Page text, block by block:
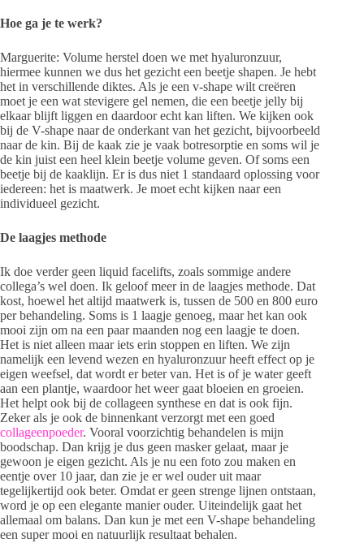
Hoe ga je te werk?
Marguerite: Volume herstel doen we met hyaluronzuur,
hiermee kunnen we dus het gezicht een beetje shapen. Je hebt
het in verschillende diktes. Als je een v-shape wilt creëren
moet je een wat stevigere gel nemen, die een beetje jelly bij
elkaar blijft liggen en daardoor echt kan liften. We kijken ook
bij de V-shape naar de onderkant van het gezicht, bijvoorbeeld
naar de kin. Bij de kaak zie je vaak botresorptie en soms wil je
de kin juist een heel klein beetje volume geven. Of soms een
beetje bij de kaaklijn. Er is dus niet 1 standaard oplossing voor
iedereen: het is maatwerk. Je moet echt kijken naar een
individueel gezicht.
De laagjes methode
Ik doe verder geen liquid facelifts, zoals sommige andere
collega’s wel doen. Ik geloof meer in de laagjes methode. Dat
kost, hoewel het altijd maatwerk is, tussen de 500 en 800 euro
per behandeling. Soms is 1 laagje genoeg, maar het kan ook
mooi zijn om na een paar maanden nog een laagje te doen.
Het is niet alleen maar iets erin stoppen en liften. We zijn
namelijk een levend wezen en hyaluronzuur heeft effect op je
eigen weefsel, dat wordt er beter van. Het is of je water geeft
aan een plantje, waardoor het weer gaat bloeien en groeien.
Het helpt ook bij de collageen synthese en dat is ook fijn.
Zeker als je ook de binnenkant verzorgt met een goed
collageenpoeder. Vooral voorzichtig behandelen is mijn
boodschap. Dan krijg je dus geen masker gelaat, maar je
gewoon je eigen gezicht. Als je nu een foto zou maken en
eentje over 10 jaar, dan zie je er wel ouder uit maar
tegelijkertijd ook beter. Omdat er geen strenge lijnen ontstaan,
word je op een elegante manier ouder. Uiteindelijk gaat het
allemaal om balans. Dan kun je met een V-shape behandeling
een super mooi en natuurlijk resultaat behalen.